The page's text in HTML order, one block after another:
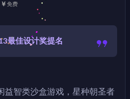
免费
最佳设计奖提名
益智类沙盒游戏，星种朝圣者